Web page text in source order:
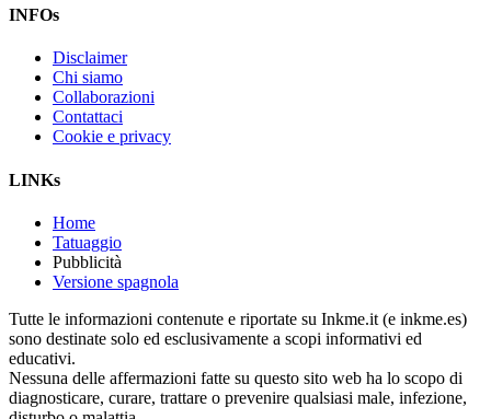
INFOs
Disclaimer
Chi siamo
Collaborazioni
Contattaci
Cookie e privacy
LINKs
Home
Tatuaggio
Pubblicità
Versione spagnola
Tutte le informazioni contenute e riportate su Inkme.it (e inkme.es)
sono destinate solo ed esclusivamente a scopi informativi ed
educativi.
Nessuna delle affermazioni fatte su questo sito web ha lo scopo di
diagnosticare, curare, trattare o prevenire qualsiasi male, infezione,